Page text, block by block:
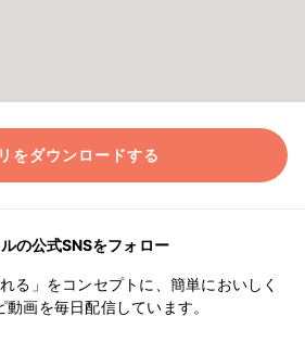
をダウンロードする
の公式SNSをフォロー
る」をコンセプトに、簡単においしく
動画を毎日配信しています。